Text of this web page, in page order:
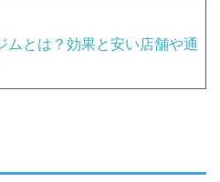
ムとは？効果と安い店舗や通